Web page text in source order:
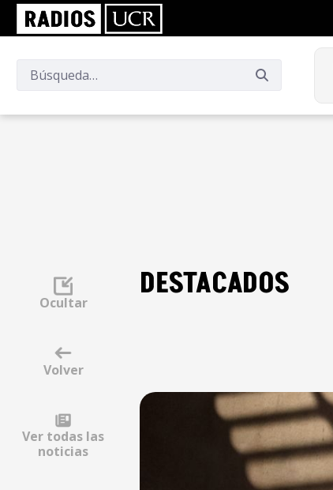
Ocultar
Volver
Ver todas las
noticias
DESTACADOS